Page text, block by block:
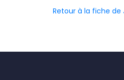
Retour à la fiche de